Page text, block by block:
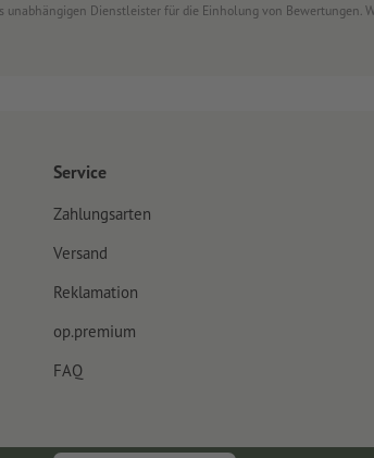
unabhängigen Dienstleister für die Einholung von Bewertungen.
Service
Zahlungsarten
Versand
Reklamation
op.premium
FAQ